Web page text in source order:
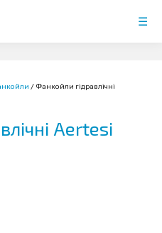
☰
/ Фанкойли гідравлічні
Aertesi